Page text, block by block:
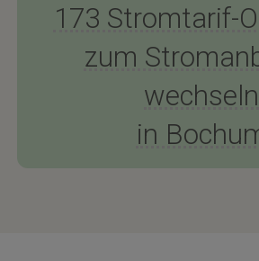
173 Stromtarif-
zum
wechseln
in